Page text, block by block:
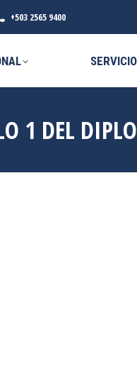
+503 2565 9400
1 DEL